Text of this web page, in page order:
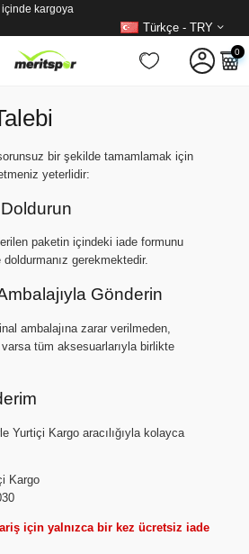
kargoya
Türkçe - TRY
0
bir şekilde tamamlamak için
yeterlidir:
paketin içindeki iade formunu
gerekmektedir.
Gönderin
ambalajına zarar verilmeden,
tüm aksesuarlarıyla birlikte
Yurtiçi Kargo aracılığıyla kolayca
Kargo
için yalnızca bir kez ücretsiz iade